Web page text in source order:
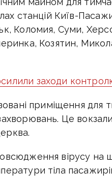
станцій Київ-
Коломия, Суми,
Козятин,
заходи
приміщення для
Це
вірусу на
тіла